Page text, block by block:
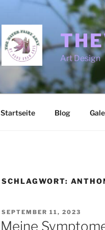
Art Design
Startseite Blog
SCHLAGWORT:
VERÖFFENTLICHT
AM
SEPTEMBER 11, 2023
Meine